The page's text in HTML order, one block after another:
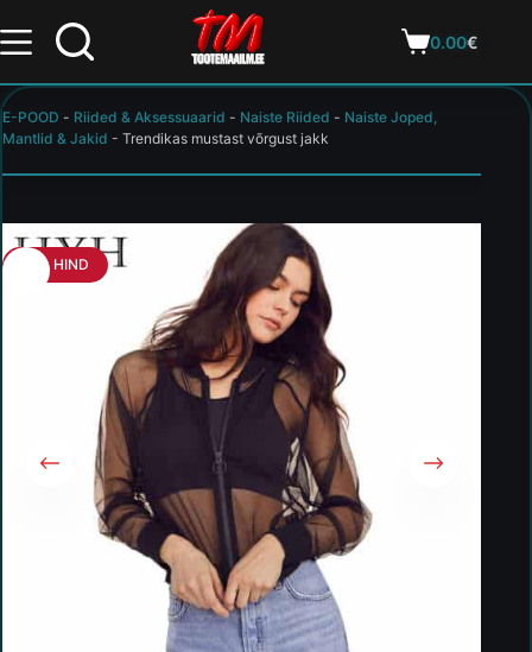
0.00€
E-POOD - Riided & Aksessuaarid - Naiste Riided - Naiste Joped,
Mantlid & Jakid - Trendikas mustast võrgust jakk
HEA HIND